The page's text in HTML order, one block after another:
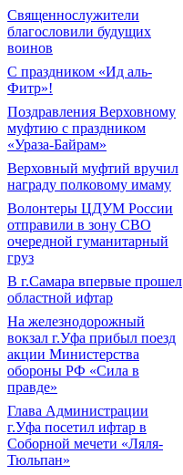
Священнослужители
благословили будущих
воинов
С праздником «Ид аль-
Фитр»!
Поздравления Верховному
муфтию с праздником
«Ураза-Байрам»
Верховный муфтий вручил
награду полковому имаму
Волонтеры ЦДУМ России
отправили в зону СВО
очередной гуманитарный
груз
В г.Самара впервые прошел
областной ифтар
На железнодорожный
вокзал г.Уфа прибыл поезд
акции Министерства
обороны РФ «Сила в
правде»
Глава Администрации
г.Уфа посетил ифтар в
Соборной мечети «Ляля-
Тюльпан»